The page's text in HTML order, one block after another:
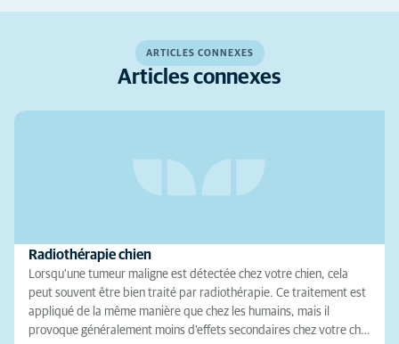
ARTICLES CONNEXES
Articles connexes
Radiothérapie chien
Lorsqu'une tumeur maligne est détectée chez votre chien, cela
peut souvent être bien traité par radiothérapie. Ce traitement est
appliqué de la même manière que chez les humains, mais il
provoque généralement moins d'effets secondaires chez votre ch…